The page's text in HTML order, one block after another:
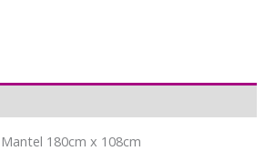
Mantel 180cm x 108cm